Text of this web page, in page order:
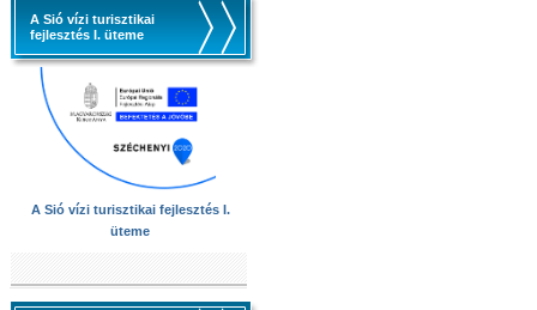
A Sió vízi turisztikai
fejlesztés I. üteme
A Sió vízi turisztikai fejlesztés I.
üteme